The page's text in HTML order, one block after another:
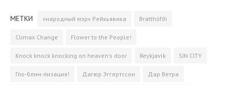
b
o
k
g
r
m
t
e
k
l
s
s
а
в
т
ь
МЕТКИ «народный мэр» Рейкьявика Bratthöfði
Climax Change Flower to the People!
Knock knock knocking on heaven's door Reykjavík SIN CITY
Гло-блин-лизация! Дагюр Эггертссон Дар Ветра